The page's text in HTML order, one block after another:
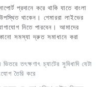
প্রদানে করে থাকি যাতে বাংলা
থাকেন। গেমাররা লাইভের
নিতে পারবেন। আমাদের
সমস্যা দ্রুত সমাধানে করা
তৎক্ষণাৎ চ্যাটের সুবিধাদি যেটা
তৈরি করে